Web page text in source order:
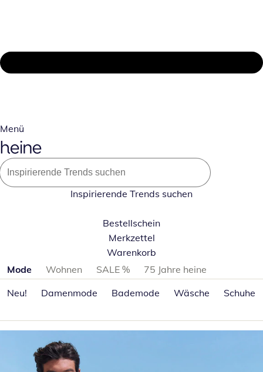
Menü
Inspirierende Trends suchen
Bestellschein
Merkzettel
Warenkorb
Produktkategorien überspringen
Mode Wohnen SALE %
75 Jahre heine
Neu!
Damenmode Bademode Wäsche Schuhe